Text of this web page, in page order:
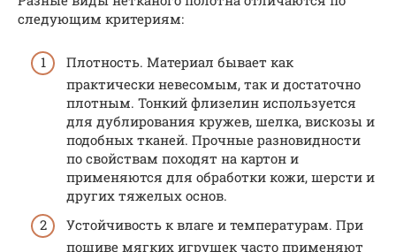
следующим критериям:
Плотность. Материал бывает как
практически невесомым, так и достаточно
плотным. Тонкий флизелин используется
для дублирования кружев, шелка, вискозы и
подобных тканей. Прочные разновидности
по свойствам походят на картон и
применяются для обработки кожи, шерсти и
других тяжелых основ.
Устойчивость к влаге и температурам. При
пошиве мягких игрушек часто применяют